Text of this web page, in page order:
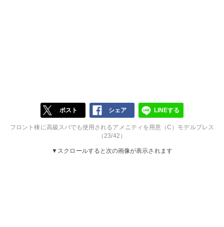
ポスト シェア LINEする
フロント棟に高級スパでも使用されるアメニティを用意（C）モデルプレス
（23/42）
▼スクロールすると次の画像が表示されます